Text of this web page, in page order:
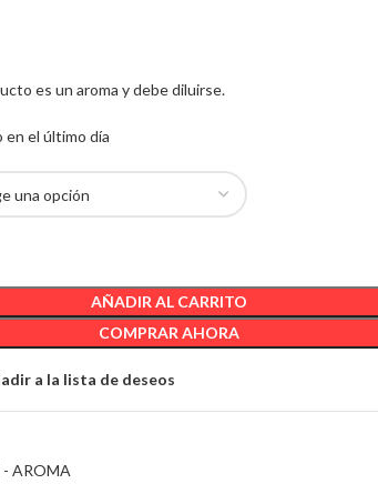
es un aroma y debe diluirse.
el último día
AÑADIR AL CARRITO
COMPRAR AHORA
a la lista de deseos
- AROMA